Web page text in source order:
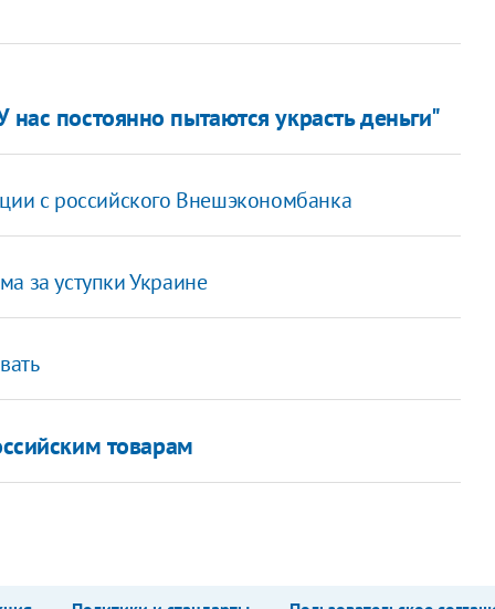
постоянно пытаются украсть деньги"
с российского Внешэкономбанка
за уступки Украине
товарам